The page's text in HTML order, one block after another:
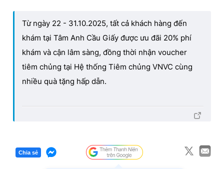
Từ ngày 22 - 31.10.2025, tất cả khách hàng đến
khám tại Tâm Anh Cầu Giấy được ưu đãi 20% phí
khám và cận lâm sàng, đồng thời nhận voucher
tiêm chủng tại Hệ thống Tiêm chủng VNVC cùng
nhiều quà tặng hấp dẫn.
Chia sẻ